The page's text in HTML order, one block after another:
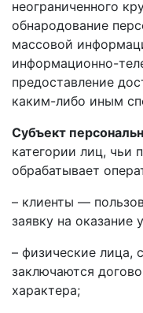
неограниченного
обнародование
массовой
информационно-
предоставление
каким-либо иным
Субъект
категории лиц, чьи
обрабатывает
– клиенты —
заявку на оказание
– физические лица,
заключаются
характера;